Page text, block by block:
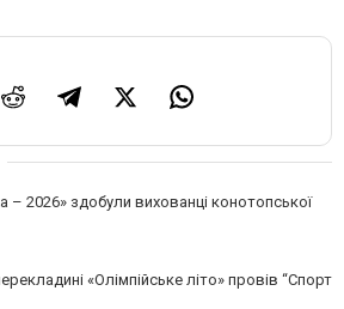
– 2026» здобули вихованці конотопської
«Олімпійське літо» провів “Спорт